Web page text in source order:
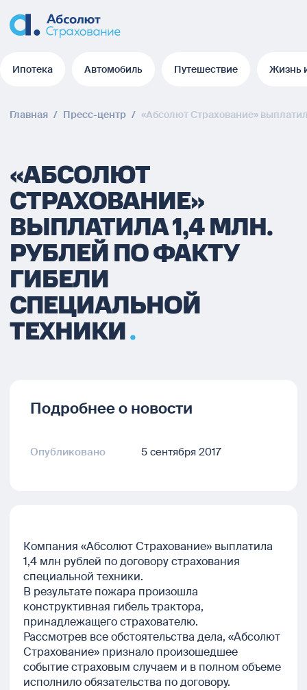
Ипотека Автомобиль Путешествие Жизнь
Главная / Пресс-центр / «Абсолют Страхование»
«АБСОЛЮТ
СТРАХОВАНИЕ»
ВЫПЛАТИЛА 1,4 МЛН.
РУБЛЕЙ ПО ФАКТУ
ГИБЕЛИ
СПЕЦИАЛЬНОЙ
ТЕХНИКИ
Подробнее о новости
Опубликовано 5 сентября 2017
Компания «Абсолют Страхование» выплатила
1,4 млн рублей по договору страхования
специальной техники.
В результате пожара произошла
конструктивная гибель трактора,
принадлежащего страхователю.
Рассмотрев все обстоятельства дела, «Абсолют
Страхование» признало произошедшее
событие страховым случаем и в полном объеме
исполнило обязательства по договору.